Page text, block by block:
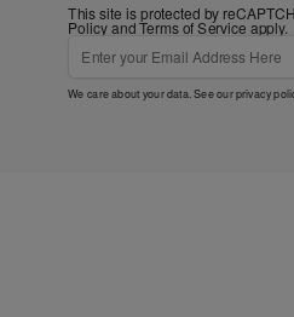
This site is protected by
PolicyandTerms of Service apply.
We care about your data. See ourprivacy